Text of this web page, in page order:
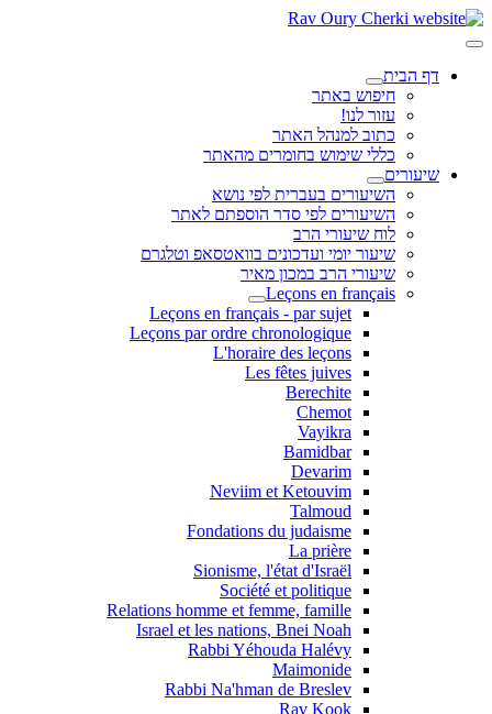
דף הבית
חיפוש באתר
עזור לנו!
כתוב למנהל האתר
כללי שימוש בחומרים מהאתר
שיעורים
השיעורים בעברית לפי נושא
השיעורים לפי סדר הוספתם לאתר
לוח שיעורי הרב
שיעור יומי ועדכונים בוואטסאפ וטלגרם
שיעורי הרב במכון מאיר
Leçons en français
Leçons en français - par sujet
Leçons par ordre chronologique
L'horaire des leçons
Les fêtes juives
Berechite
Chemot
Vayikra
Bamidbar
Devarim
Neviim et Ketouvim
Talmoud
Fondations du judaisme
La prière
Sionisme, l'état d'Israël
Société et politique
Relations homme et femme, famille
Israel et les nations, Bnei Noah
Rabbi Yéhouda Halévy
Maimonide
Rabbi Na'hman de Breslev
Rav Kook